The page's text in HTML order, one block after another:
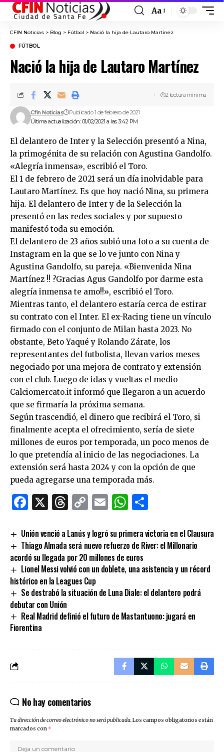
Font
Resizer
Aa
CFIN Noticias > Blog > Fútbol > Nació la hija de Lautaro Martínez
FÚTBOL
Nació la hija de Lautaro Martínez
Última actualización: 01/02/2021 a las 3:42 PM
Cfin Noticias Publicado 1 de febrero de 2021
2 lectura mínima
El delantero de Inter y la Selección presentó a Nina,
la primogénita de su relación con Agustina Gandolfo.
«Alegría inmensa», escribió el Toro.
El 1 de febrero de 2021 será un día inolvidable para
Lautaro Martínez. Es que hoy nació Nina, su primera
hija. El delantero de Inter y de la Selección la
presentó en las redes sociales y por supuesto
manifestó toda su emoción.
El delantero de 23 años subió una foto a su cuenta de
Instagram en la que se lo ve junto con Nina y
Agustina Gandolfo, su pareja. «Bienvenida Nina
Martínez !! ?Gracias Agus Gandolfo por darme esta
alegría inmensa te amo!!», escribió el Toro.
Mientras tanto, el delantero estaría cerca de estirar
su contrato con el Inter. El ex-Racing tiene un vínculo
firmado con el conjunto de Milan hasta 2023. No
obstante, Beto Yaqué y Rolando Zárate, los
representantes del futbolista, llevan varios meses
negociado por una mejora de contrato y extensión
con el club. Luego de idas y vueltas el medio
Calciomercato.it informó que llegaron a un acuerdo
que se firmaría la próxima semana.
Según trascendió, el dinero que recibirá el Toro, si
finalmente acepta el ofrecimiento, sería de siete
millones de euros por temporada, un poco menos de
lo que pretendía al inicio de las negociaciones. La
extensión será hasta 2024 y con la opción de que
pueda agregarse una temporada más.
Facebook
X Threads
CopyEmailWhatsApp
Unión venció a Lanús y logró su primera victoria en el Clausura
Thiago Almada será nuevo refuerzo de River: el Millonario
acordó su llegada por 20 millones de euros
Lionel Messi volvió con un doblete, una asistencia y un récord
histórico en la Leagues Cup
Se destrabó la situación de Luna Diale: el delantero podrá
debutar con Unión
Real Madrid definió el futuro de Mastantuono: jugará en
Fiorentina
No hay comentarios
Tu dirección de correo electrónico no será publicada.Los campos obligatorios están
marcados con *